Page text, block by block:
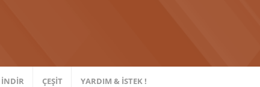
İNDIR ÇEŞIT YARDIM & İSTEK !